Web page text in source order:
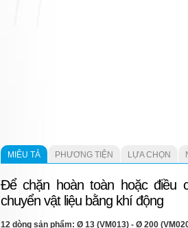
MIÊU TẢ PHƯƠNG TIỆN LỰA CHỌN
Để chặn hoàn toàn hoặc điều
chuyển vật liệu bằng khí động
12 dòng sản phẩm: Ø 13 (VM013) - Ø 200